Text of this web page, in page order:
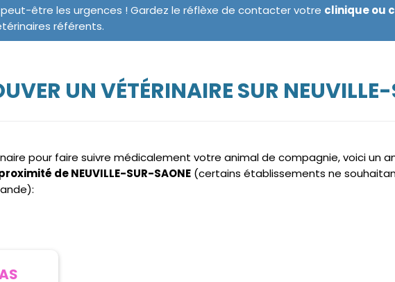
être les urgences ! Gardez le réflèxe de contacter votre clinique ou
référents.
UN VÉTÉRINAIRE SUR
pour faire suivre médicalement votre animal de compagnie, voici un
de NEUVILLE-SUR-SAONE (certains établissements ne